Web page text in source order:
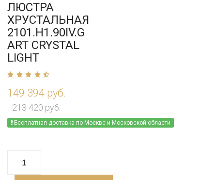
ЛЮСТРА
ХРУСТАЛЬНАЯ
2101.H1.90IV.G
ART CRYSTAL
LIGHT
149 394 руб.
213 420 руб.
Бесплатная доставка по Москве и Московской области